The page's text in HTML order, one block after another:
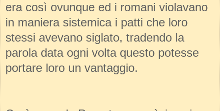
era così ovunque ed i romani violavano
in maniera sistemica i patti che loro
stessi avevano siglato, tradendo la
parola data ogni volta questo potesse
portare loro un vantaggio.